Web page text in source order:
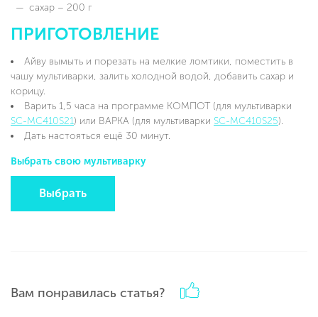
сахар – 200 г
ПРИГОТОВЛЕНИЕ
Айву вымыть и порезать на мелкие ломтики, поместить в
чашу мультиварки, залить холодной водой, добавить сахар и
корицу.
Варить 1,5 часа на программе КОМПОТ (для мультиварки
SC-MC410S21) или ВАРКА (для мультиварки SC-MC410S25).
Дать настояться ещё 30 минут.
Выбрать свою мультиварку
Выбрать
Вам понравилась статья?